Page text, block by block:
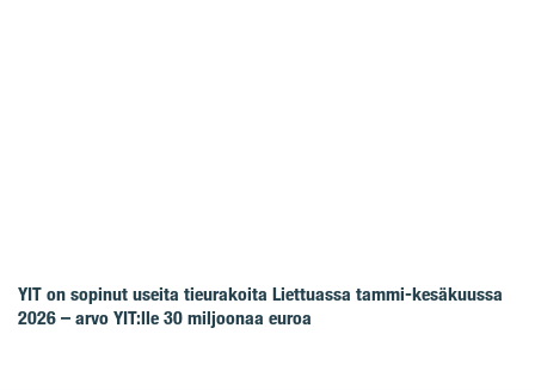
YIT on sopinut useita tieurakoita Liettuassa tammi-kesäkuussa
2026 – arvo YIT:lle 30 miljoonaa euroa